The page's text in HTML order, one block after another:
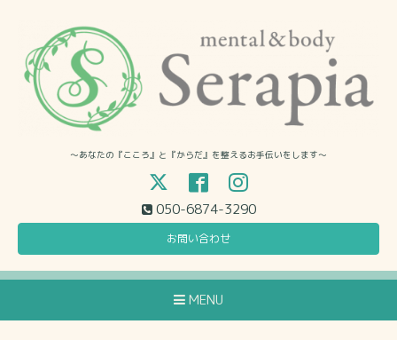
〜あなたの『こころ』と『からだ』を整えるお手伝いをします〜
050-6874-3290
お問い合わせ
MENU